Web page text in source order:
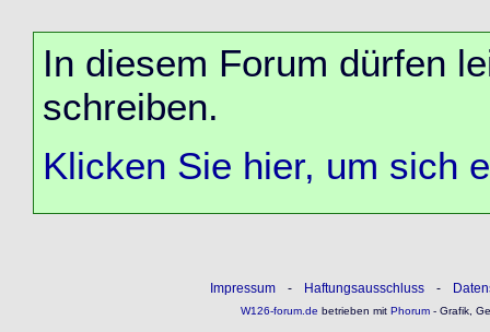
In diesem Forum dürfen
schreiben.
Klicken Sie hier, um sich
Impressum - Haftungsausschluss -
W126-forum.de betrieben mitPhorum- Grafik,